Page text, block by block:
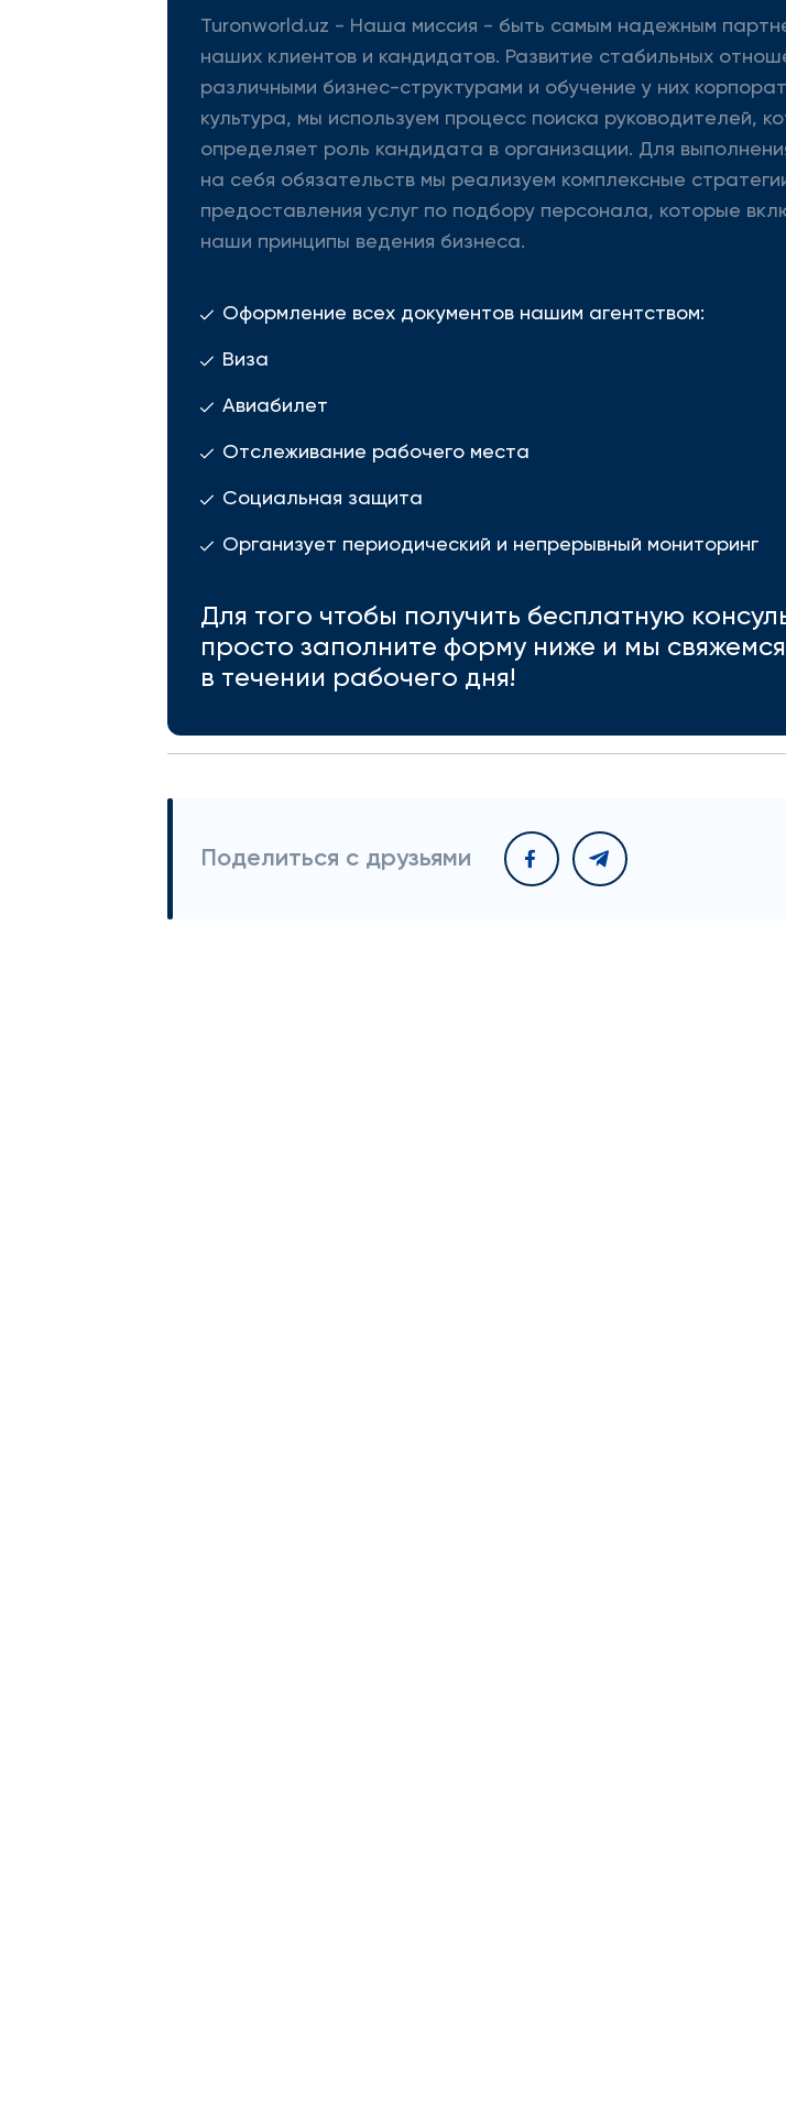
Turonworld.uz - Наша миссия - быть самым надежным
наших клиентов и кандидатов. Развитие стабильных
различными бизнес-структурами и обучение у них
культура, мы используем процесс поиска руководителей,
определяет роль кандидата в организации. Для
на себя обязательств мы реализуем комплексные
предоставления услуг по подбору персонала, которые
наши принципы ведения бизнеса.
Оформление всех документов нашим агентством:
Виза
Авиабилет
Отслеживание рабочего места
Социальная защита
Организует периодический и непрерывный мониторинг
Для того чтобы получить бесплатную
просто заполните форму ниже и мы
в течении рабочего дня!
Поделиться с друзьями